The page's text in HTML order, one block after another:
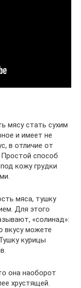
мясу стать сухим
и имеет не
в отличие от
способ
кожу грудки
мяса, тушку
Для этого
«солинад»:
вкусу можете
курицы
она наоборот
хрустящей.